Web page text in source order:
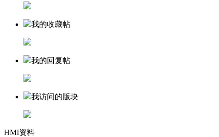
我的收藏帖
我的回复帖
我访问的版块
HMI资料